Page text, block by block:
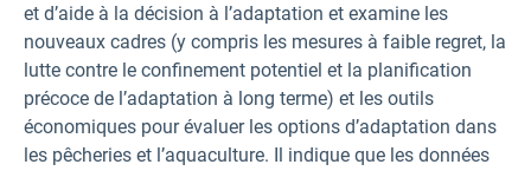
et d’aide à la décision à l’adaptation et examine les
nouveaux cadres (y compris les mesures à faible regret, la
lutte contre le confinement potentiel et la planification
précoce de l’adaptation à long terme) et les outils
économiques pour évaluer les options d’adaptation dans
les pêcheries et l’aquaculture. Il indique que les données